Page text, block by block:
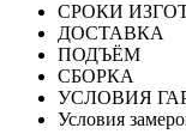
СРОКИ
ДОСТАВКА
ПОДЪЁМ
СБОРКА
УСЛОВИЯ
Условия